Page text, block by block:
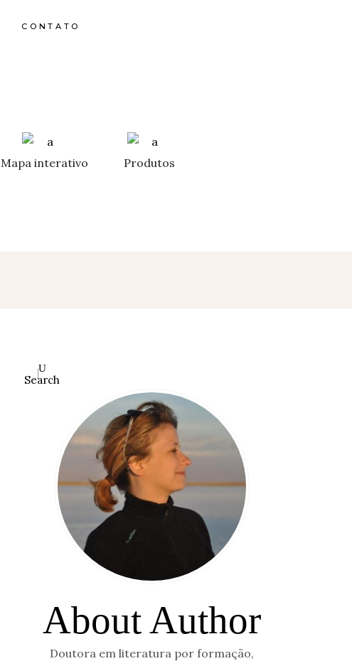
CONTATO
Mapa interativo Produtos
Search
About Author
Doutora em literatura por formação,